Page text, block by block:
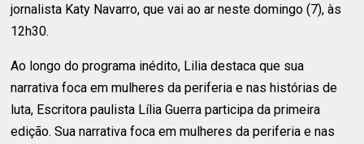
jornalista Katy Navarro, que vai ao ar neste domingo (7), às
12h30.
Ao longo do programa inédito, Lilia destaca que sua
narrativa foca em mulheres da periferia e nas histórias de
luta, Escritora paulista Lília Guerra participa da primeira
edição. Sua narrativa foca em mulheres da periferia e nas